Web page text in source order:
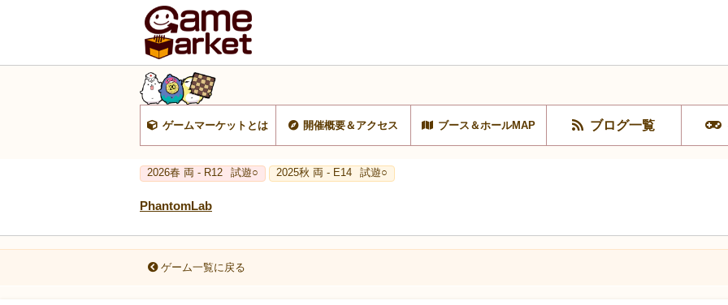
ゲームマーケットとは 開催概要＆アクセス ブース＆ホールMAP ブログ一覧
2026春 両 - R12 試遊○ 2025秋 両 - E14 試遊○
PhantomLab
ゲーム一覧に戻る